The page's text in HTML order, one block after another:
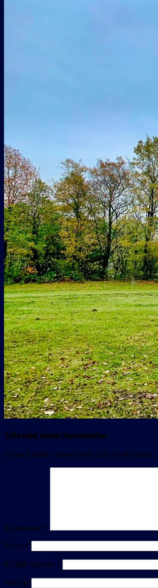
Schreibe einen Kommentar
Deine E-Mail-Adresse wird nicht veröffentlicht.
Kommentar *
Name *
E-Mail-Adresse *
Website